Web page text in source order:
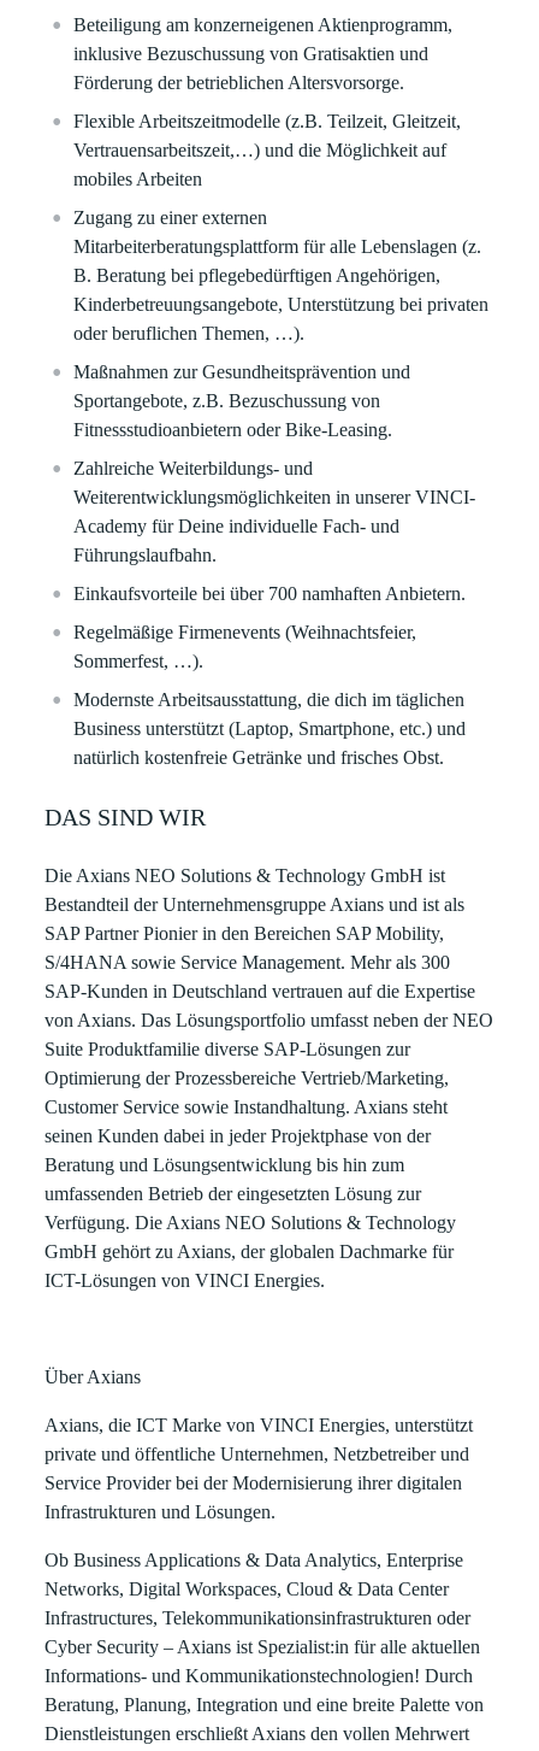
Beteiligung am konzerneigenen Aktienprogramm,
inklusive Bezuschussung von Gratisaktien und
Förderung der betrieblichen Altersvorsorge.
Flexible Arbeitszeitmodelle (z.B. Teilzeit, Gleitzeit,
Vertrauensarbeitszeit,…) und die Möglichkeit auf
mobiles Arbeiten
Zugang zu einer externen
Mitarbeiterberatungsplattform für alle Lebenslagen (z.
B. Beratung bei pflegebedürftigen Angehörigen,
Kinderbetreuungsangebote, Unterstützung bei privaten
oder beruflichen Themen, …).
Maßnahmen zur Gesundheitsprävention und
Sportangebote, z.B. Bezuschussung von
Fitnessstudioanbietern oder Bike-Leasing.
Zahlreiche Weiterbildungs- und
Weiterentwicklungsmöglichkeiten in unserer VINCI-
Academy für Deine individuelle Fach- und
Führungslaufbahn.
Einkaufsvorteile bei über 700 namhaften Anbietern.
Regelmäßige Firmenevents (Weihnachtsfeier,
Sommerfest, …).
Modernste Arbeitsausstattung, die dich im täglichen
Business unterstützt (Laptop, Smartphone, etc.) und
natürlich kostenfreie Getränke und frisches Obst.
DAS SIND WIR
Die Axians NEO Solutions & Technology GmbH ist
Bestandteil der Unternehmensgruppe Axians und ist als
SAP Partner Pionier in den Bereichen SAP Mobility,
S/4HANA sowie Service Management. Mehr als 300
SAP-Kunden in Deutschland vertrauen auf die Expertise
von Axians. Das Lösungsportfolio umfasst neben der NEO
Suite Produktfamilie diverse SAP-Lösungen zur
Optimierung der Prozessbereiche Vertrieb/Marketing,
Customer Service sowie Instandhaltung. Axians steht
seinen Kunden dabei in jeder Projektphase von der
Beratung und Lösungsentwicklung bis hin zum
umfassenden Betrieb der eingesetzten Lösung zur
Verfügung. Die Axians NEO Solutions & Technology
GmbH gehört zu Axians, der globalen Dachmarke für
ICT-Lösungen von VINCI Energies.
Über Axians
Axians, die ICT Marke von VINCI Energies, unterstützt
private und öffentliche Unternehmen, Netzbetreiber und
Service Provider bei der Modernisierung ihrer digitalen
Infrastrukturen und Lösungen.
Ob Business Applications & Data Analytics, Enterprise
Networks, Digital Workspaces, Cloud & Data Center
Infrastructures, Telekommunikationsinfrastrukturen oder
Cyber Security – Axians ist Spezialist:in für alle aktuellen
Informations- und Kommunikationstechnologien! Durch
Beratung, Planung, Integration und eine breite Palette von
Dienstleistungen erschließt Axians den vollen Mehrwert